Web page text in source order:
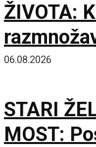
ŽIVOTA:
nego što
06.08.2026
STARI
MOST: